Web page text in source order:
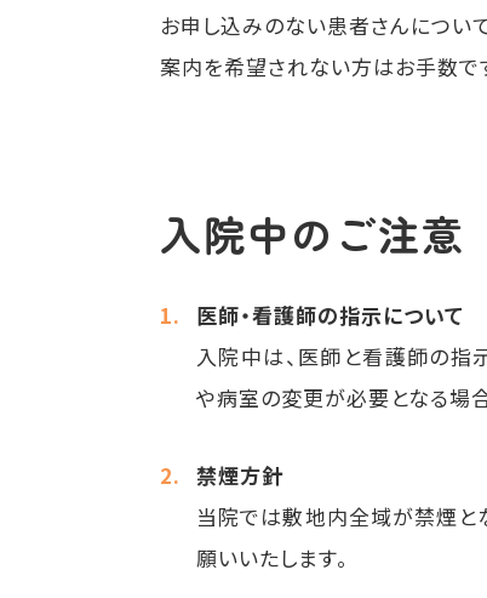
お申し込みのない患者さんについ
案内を希望されない方はお手数で
入院中のご注意
医師・看護師の指示について
入院中は、医師と看護師の指
や病室の変更が必要となる場
禁煙方針
当院では敷地内全域が禁煙と
願いいたします。